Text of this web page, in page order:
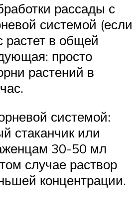
рассады с
системой (если
растет в общей
просто
растений в
системой:
стаканчик или
30-50 мл
случае раствор
концентрации.